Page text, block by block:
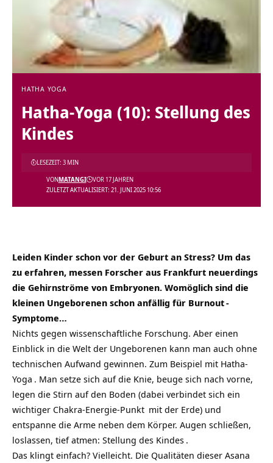
HATHA YOGA
Hatha-Yoga (10): Stellung des
Kindes
ZULETZT AKTUALISIERT: 21. JUNI 2025 10:56
VONMATANGI VOR 17 JAHREN
LESEZEIT: 3 MIN
Leiden Kinder schon vor der Geburt an Stress? Um das
zu erfahren, messen Forscher aus Frankfurt neuerdings
die Gehirnströme von Embryonen. Womöglich sind die
kleinen Ungeborenen schon anfällig für Burnout-
Symptome…
Nichts gegen wissenschaftliche Forschung. Aber einen
Einblick in die Welt der Ungeborenen kann man auch ohne
technischen Aufwand gewinnen. Zum Beispiel mit Hatha-
Yoga . Man setze sich auf die Knie, beuge sich nach vorne,
legen die Stirn auf den Boden (dabei verbindet sich ein
wichtiger Chakra-Energie-Punkt mit der Erde) und
entspanne die Arme neben dem Körper. Augen schließen,
loslassen, tief atmen: Stellung des Kindes .
Das klingt einfach? Vielleicht. Die Qualitäten dieser Asana